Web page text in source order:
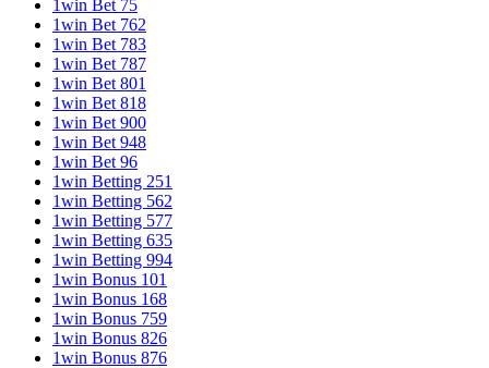
1win Bet 75
1win Bet 762
1win Bet 783
1win Bet 787
1win Bet 801
1win Bet 818
1win Bet 900
1win Bet 948
1win Bet 96
1win Betting 251
1win Betting 562
1win Betting 577
1win Betting 635
1win Betting 994
1win Bonus 101
1win Bonus 168
1win Bonus 759
1win Bonus 826
1win Bonus 876